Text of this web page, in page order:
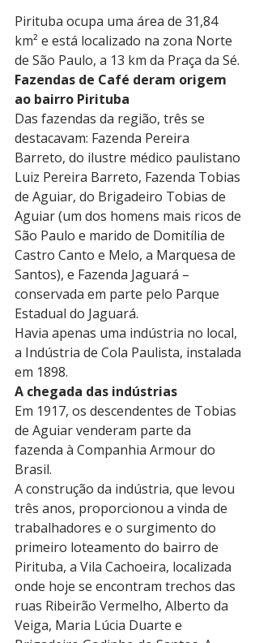
Pirituba ocupa uma área de 31,84
km² e está localizado na zona Norte
de São Paulo, a 13 km da Praça da Sé.
Fazendas de Café deram origem
ao bairro Pirituba
Das fazendas da região, três se
destacavam: Fazenda Pereira
Barreto, do ilustre médico paulistano
Luiz Pereira Barreto, Fazenda Tobias
de Aguiar, do Brigadeiro Tobias de
Aguiar (um dos homens mais ricos de
São Paulo e marido de Domitília de
Castro Canto e Melo, a Marquesa de
Santos), e Fazenda Jaguará –
conservada em parte pelo Parque
Estadual do Jaguará.
Havia apenas uma indústria no local,
a Indústria de Cola Paulista, instalada
em 1898.
A chegada das indústrias
Em 1917, os descendentes de Tobias
de Aguiar venderam parte da
fazenda à Companhia Armour do
Brasil.
A construção da indústria, que levou
três anos, proporcionou a vinda de
trabalhadores e o surgimento do
primeiro loteamento do bairro de
Pirituba, a Vila Cachoeira, localizada
onde hoje se encontram trechos das
ruas Ribeirão Vermelho, Alberto da
Veiga, Maria Lúcia Duarte e